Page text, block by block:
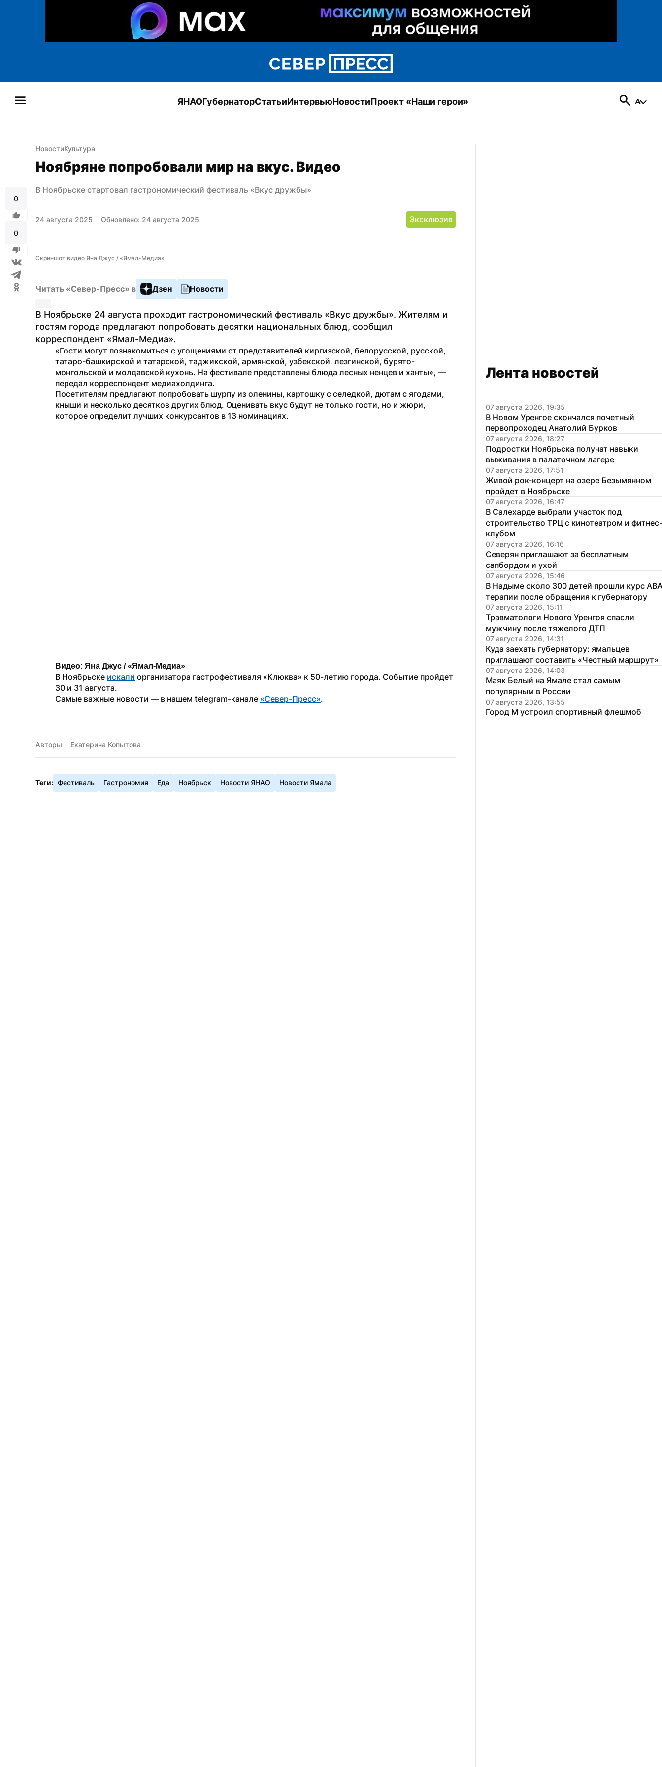
ЯНАОГубернаторСтатьиИнтервьюНовостиПроект «Наши герои»
0
0
НовостиКультура
Ноябряне попробовали мир на вкус. Видео
В Ноябрьске стартовал гастрономический фестиваль «Вкус дружбы»
24 августа 2025 Обновлено: 24 августа 2025 Эксклюзив
Скриншот видео Яна Джус / «Ямал-Медиа»
Читать «Север-Пресс» в Дзен Новости
В Ноябрьске 24 августа проходит гастрономический фестиваль «Вкус дружбы». Жителям и
гостям города предлагают попробовать десятки национальных блюд, сообщил
корреспондент «Ямал-Медиа».
«Гости могут познакомиться с угощениями от представителей киргизской, белорусской, русской,
татаро-башкирской и татарской, таджикской, армянской, узбекской, лезгинской, бурято-
монгольской и молдавской кухонь. На фестивале представлены блюда лесных ненцев и ханты», —
передал корреспондент медиахолдинга.
Посетителям предлагают попробовать шурпу из оленины, картошку с селедкой, дютам с ягодами,
кныши и несколько десятков других блюд. Оценивать вкус будут не только гости, но и жюри,
которое определит лучших конкурсантов в 13 номинациях.
Видео: Яна Джус / «Ямал-Медиа»
В Ноябрьске искали организатора гастрофестиваля «Клюква» к 50-летию города. Событие пройдет
30 и 31 августа.
Самые важные новости — в нашем telegram-канале «Север-Пресс».
Авторы Екатерина Копытова
Теги: Фестиваль Гастрономия Еда Ноябрьск Новости ЯНАО Новости Ямала
Лента новостей
07 августа 2026, 19:35
В Новом Уренгое скончался почетный
первопроходец Анатолий Бурков
07 августа 2026, 18:27
Подростки Ноябрьска получат навыки
выживания в палаточном лагере
07 августа 2026, 17:51
Живой рок-концерт на озере Безымянном
пройдет в Ноябрьске
07 августа 2026, 16:47
В Салехарде выбрали участок под
строительство ТРЦ с кинотеатром и фитнес-
клубом
07 августа 2026, 16:16
Северян приглашают за бесплатным
сапбордом и ухой
07 августа 2026, 15:46
В Надыме около 300 детей прошли курс
терапии после обращения к губернатору
07 августа 2026, 15:11
Травматологи Нового Уренгоя спасли
мужчину после тяжелого ДТП
07 августа 2026, 14:31
Куда заехать губернатору: ямальцев
приглашают составить «Честный маршрут»
07 августа 2026, 14:03
Маяк Белый на Ямале стал самым
популярным в России
07 августа 2026, 13:55
Город М устроил спортивный флешмоб